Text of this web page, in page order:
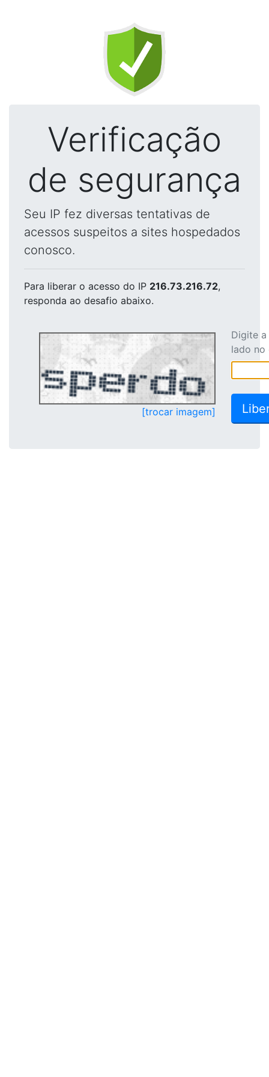
Verificação
de segurança
Seu IP fez diversas tentativas de
acessos suspeitos a sites hospedados
conosco.
Para liberar o acesso do IP 216.73.216.72,
responda ao desafio abaixo.
[trocar imagem]
Digite
lado no